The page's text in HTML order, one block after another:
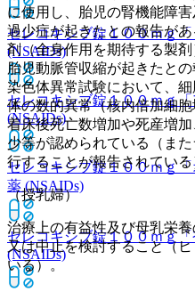
セレコキシブ錠１００ｍｇ「
(NSAIDs)
セレコキシブ錠１００ｍｇ
(NSAIDs)
セレコキシブ錠１００ｍｇ「
薬 (NSAIDs)
セレコキシブ錠１００ｍｇ
(NSAIDs)
に使用し、胎児の腎機能障
過少症が起きたとの報告が
剤（全身作用を期待する製
胎児動脈管収縮が起きたと
染色体異常試験において、
体の数的異常（核内倍加細
着床後死亡数増加や死産増
少等が認められている（ま
行することが報告されている
（授乳婦）
治療上の有益性及び母乳栄
又は中止を検討すること（
いる）。